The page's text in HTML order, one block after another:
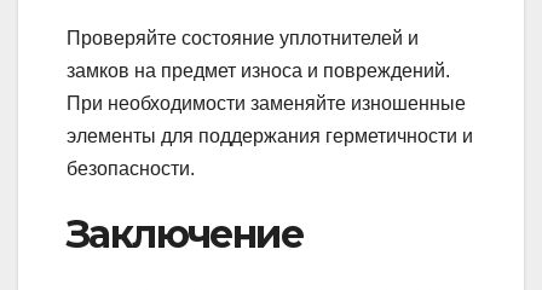
Проверяйте состояние уплотнителей и
замков на предмет износа и повреждений.
При необходимости заменяйте изношенные
элементы для поддержания герметичности и
безопасности.
Заключение